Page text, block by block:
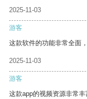
2025-11-03
游客
这款软件的功能非常全面
2025-11-03
游客
这款app的视频资源非常丰